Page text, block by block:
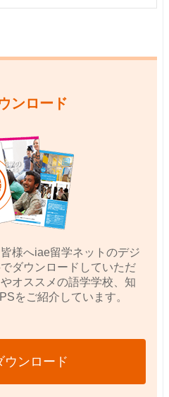
ンロード
様へiae留学ネットのデジ
ダウンロードしていただ
オススメの語学学校、知
をご紹介しています。
ウンロード